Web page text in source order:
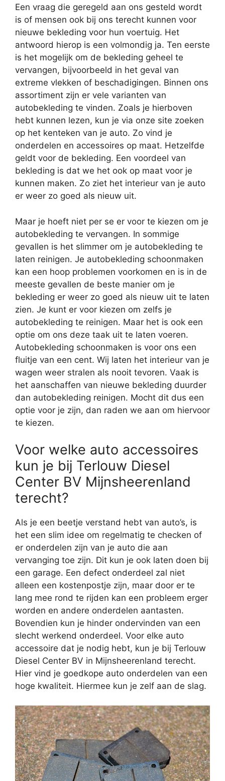
Een vraag die geregeld aan ons gesteld wordt
is of mensen ook bij ons terecht kunnen voor
nieuwe bekleding voor hun voertuig. Het
antwoord hierop is een volmondig ja. Ten eerste
is het mogelijk om de bekleding geheel te
vervangen, bijvoorbeeld in het geval van
extreme vlekken of beschadigingen. Binnen ons
assortiment zijn er vele varianten van
autobekleding te vinden. Zoals je hierboven
hebt kunnen lezen, kun je via onze site zoeken
op het kenteken van je auto. Zo vind je
onderdelen en accessoires op maat. Hetzelfde
geldt voor de bekleding. Een voordeel van
bekleding is dat we het ook op maat voor je
kunnen maken. Zo ziet het interieur van je auto
er weer zo goed als nieuw uit.
Maar je hoeft niet per se er voor te kiezen om je
autobekleding te vervangen. In sommige
gevallen is het slimmer om je autobekleding te
laten reinigen. Je autobekleding schoonmaken
kan een hoop problemen voorkomen en is in de
meeste gevallen de beste manier om je
bekleding er weer zo goed als nieuw uit te laten
zien. Je kunt er voor kiezen om zelfs je
autobekleding te reinigen. Maar het is ook een
optie om ons deze taak uit te laten voeren.
Autobekleding schoonmaken is voor ons een
fluitje van een cent. Wij laten het interieur van je
wagen weer stralen als nooit tevoren. Vaak is
het aanschaffen van nieuwe bekleding duurder
dan autobekleding reinigen. Mocht dit dus een
optie voor je zijn, dan raden we aan om hiervoor
te kiezen.
Voor welke auto accessoires
kun je bij Terlouw Diesel
Center BV Mijnsheerenland
terecht?
Als je een beetje verstand hebt van auto’s, is
het een slim idee om regelmatig te checken of
er onderdelen zijn van je auto die aan
vervanging toe zijn. Dit kun je ook laten doen bij
een garage. Een defect onderdeel zal niet
alleen een kostenpostje zijn, maar door er te
lang mee rond te rijden kan een probleem erger
worden en andere onderdelen aantasten.
Bovendien kun je hinder ondervinden van een
slecht werkend onderdeel. Voor elke auto
accessoire dat je nodig hebt, kun je bij Terlouw
Diesel Center BV in Mijnsheerenland terecht.
Hier vind je goedkope auto onderdelen van een
hoge kwaliteit. Hiermee kun je zelf aan de slag.